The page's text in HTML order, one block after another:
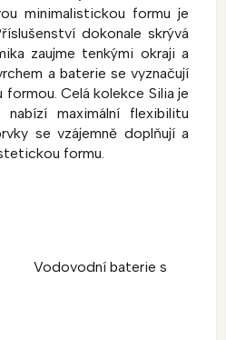
minimalistickou formu je
dokonale skrývá
zaujme tenkými okraji a
a baterie se vyznačují
Celá kolekce Silia je
nabízí maximální flexibilitu
se vzájemně doplňují a
formu.
Vodovodní baterie s